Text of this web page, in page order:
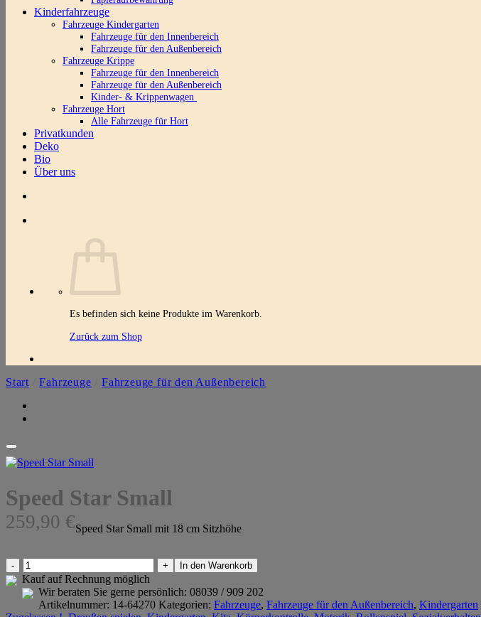
Kinderfahrzeuge
Fahrzeuge Kindergarten
Fahrzeuge für den Innenbereich
Fahrzeuge für den Außenbereich
Fahrzeuge Krippe
Fahrzeuge für den Innenbereich
Fahrzeuge für den Außenbereich
Kinder- & Krippenwagen
Fahrzeuge Hort
Alle Fahrzeuge für Hort
Privatkunden
Deko
Bio
Über uns
Es befinden sich keine Produkte im Warenkorb.
Zurück zum Shop
Start Fahrzeuge Fahrzeuge für den Außenbereich
Speed Star Small
259,90 €Speed Star Small mit 18 cm Sitzhöhe
Speed
Star
Small
Menge
In den Warenkorb
Kauf auf Rechnung möglich
Wir beraten Sie gerne persönlich: 08039 / 909 202
Artikelnummer: 14-64270 Kategorien: Fahrzeuge, Fahrzeuge für den Außenbereich, Kindergarten